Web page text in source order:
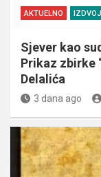
AKTUELNO
Sjever kao
Prikaz zbirke
Delalića
3 dana ago